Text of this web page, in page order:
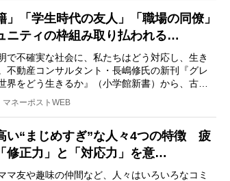
」「学生時代の友人」「職場の同僚」
ニティの枠組み取り払われる…
不確実な社会に、私たちはどう対応し、生き
不動産コンサルタント・長嶋修氏の新刊『グレ
界をどう生きるか』（小学館新書）から、古い
マネーポストWEB
い“まじめすぎ”な人々4つの特徴 疲
修正力」と「対応力」を意…
友や趣味の仲間など、人々はいろいろなコミ